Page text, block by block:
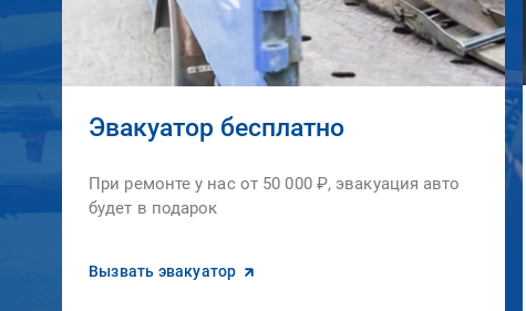
Эвакуатор бесплатно
При ремонте у нас от 50 000 ₽, эвакуация авто
будет в подарок
Вызвать эвакуатор